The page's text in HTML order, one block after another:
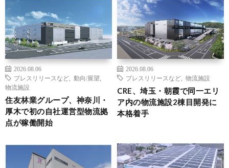
2026.08.06
プレスリリースなど
動向/展望
物流施設
住友林業グループ、神奈川・
厚木で初の自社運営型物流拠
点が稼働開始
2026.08.06
プレスリリースなど
物流施設
CRE、埼玉・朝霞で同一エリ
ア内の物流施設2棟目開発に
本格着手